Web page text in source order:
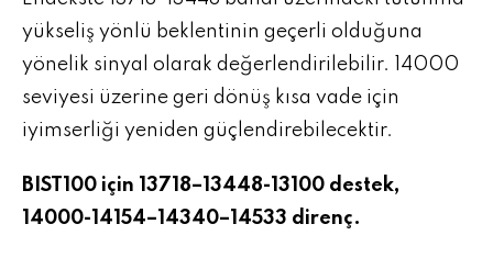
yükseliş yönlü beklentinin geçerli olduğuna
yönelik sinyal olarak değerlendirilebilir. 14000
seviyesi üzerine geri dönüş kısa vade için
iyimserliği yeniden güçlendirebilecektir.
BIST100 için 13718–13448-13100 destek,
14000-14154–14340–14533 direnç.